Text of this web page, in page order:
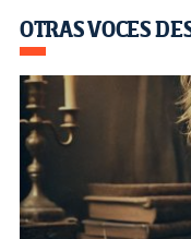
OTRAS VOCES